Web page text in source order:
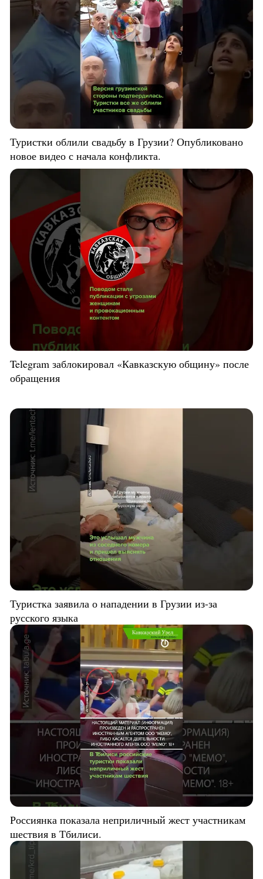
Туристки облили свадьбу в Грузии? Опубликовано
новое видео с начала конфликта.
Telegram заблокировал «Кавказскую общину» после
обращения
Туристка заявила о нападении в Грузии из-за
русского языка
Россиянка показала неприличный жест участникам
шествия в Тбилиси.